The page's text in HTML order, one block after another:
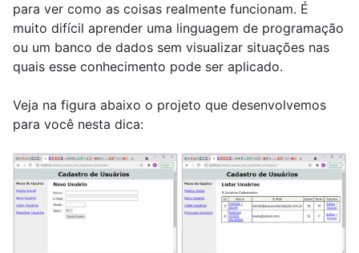
para ver como as coisas realmente funcionam. É
muito difícil aprender uma linguagem de programação
ou um banco de dados sem visualizar situações nas
quais esse conhecimento pode ser aplicado.
Veja na figura abaixo o projeto que desenvolvemos
para você nesta dica: